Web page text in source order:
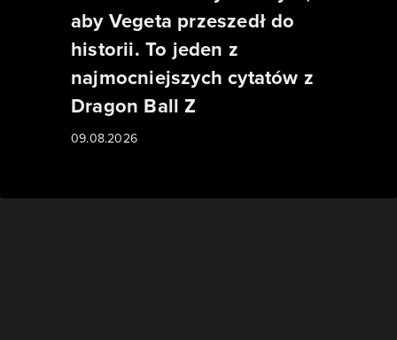
aby Vegeta przeszedł do
historii. To jeden z
najmocniejszych cytatów z
Dragon Ball Z
09.08.2026